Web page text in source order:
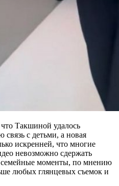
Такшиной удалось
связь с детьми, а новая
искренней, что многие
невозможно сдержать
семейные моменты, по мнению
любых глянцевых съемок и